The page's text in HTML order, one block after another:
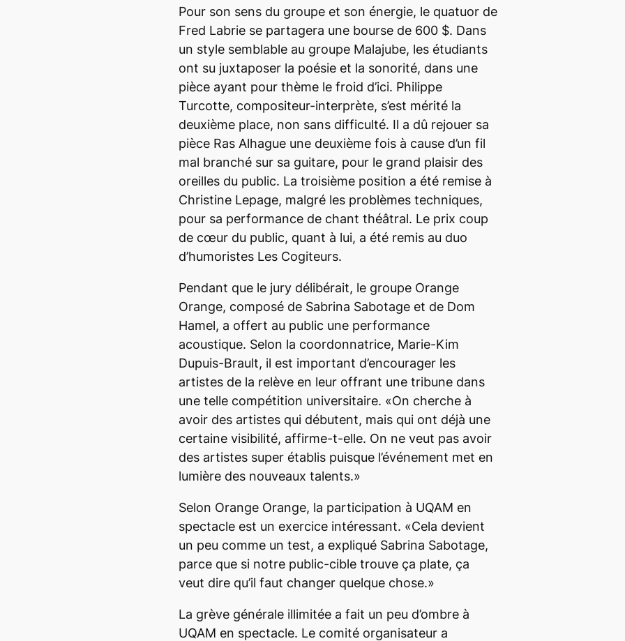
Pour son sens du groupe et son énergie, le quatuor de
Fred Labrie se partagera une bourse de 600 $. Dans
un style semblable au groupe Malajube, les étudiants
ont su juxtaposer la poésie et la sonorité, dans une
pièce ayant pour thème le froid d’ici. Philippe
Turcotte, compositeur-interprète, s’est mérité la
deuxième place, non sans difficulté. Il a dû rejouer sa
pièce Ras Alhague une deuxième fois à cause d’un fil
mal branché sur sa guitare, pour le grand plaisir des
oreilles du public. La troisième position a été remise à
Christine Lepage, malgré les problèmes techniques,
pour sa performance de chant théâtral. Le prix coup
de cœur du public, quant à lui, a été remis au duo
d’humoristes Les Cogiteurs.
Pendant que le jury délibérait, le groupe Orange
Orange, composé de Sabrina Sabotage et de Dom
Hamel, a offert au public une performance
acoustique. Selon la coordonnatrice, Marie-Kim
Dupuis-Brault, il est important d’encourager les
artistes de la relève en leur offrant une tribune dans
une telle compétition universitaire. «On cherche à
avoir des artistes qui débutent, mais qui ont déjà une
certaine visibilité, affirme-t-elle. On ne veut pas avoir
des artistes super établis puisque l’événement met en
lumière des nouveaux talents.»
Selon Orange Orange, la participation à UQAM en
spectacle est un exercice intéressant. «Cela devient
un peu comme un test, a expliqué Sabrina Sabotage,
parce que si notre public-cible trouve ça plate, ça
veut dire qu’il faut changer quelque chose.»
La grève générale illimitée a fait un peu d’ombre à
UQAM en spectacle. Le comité organisateur a